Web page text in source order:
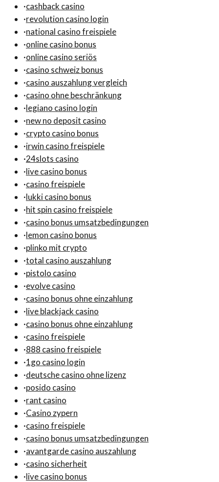
·cashback casino
·revolution casino login
·national casino freispiele
·online casino bonus
·online casino seriös
·casino schweiz bonus
·casino auszahlung vergleich
·casino ohne beschränkung
·legiano casino login
·new no deposit casino
·crypto casino bonus
·irwin casino freispiele
·24slots casino
·live casino bonus
·casino freispiele
·lukki casino bonus
·hit spin casino freispiele
·casino bonus umsatzbedingungen
·lemon casino bonus
·plinko mit crypto
·total casino auszahlung
·pistolo casino
·evolve casino
·casino bonus ohne einzahlung
·live blackjack casino
·casino bonus ohne einzahlung
·casino freispiele
·888 casino freispiele
·1go casino login
·deutsche casino ohne lizenz
·posido casino
·rant casino
·Casino zypern
·casino freispiele
·casino bonus umsatzbedingungen
·avantgarde casino auszahlung
·casino sicherheit
·live casino bonus